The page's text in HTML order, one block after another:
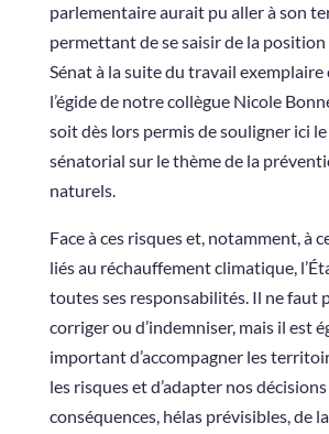
parlementaire aurait pu aller à son
permettant de se saisir de la
Sénat à la suite du travail
l’égide de notre collègue Nicole
soit dès lors permis de souligner ici
sénatorial sur le thème de la
naturels.
Face à ces risques et, notamment, à
liés au réchauffement climatique,
toutes ses responsabilités. Il ne faut
corriger ou d’indemniser, mais il est
important d’accompagner les
les risques et d’adapter nos
conséquences, hélas prévisibles, de